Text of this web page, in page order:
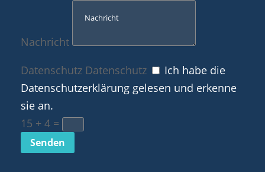
Nachricht
Datenschutz Datenschutz
Ich habe die
Datenschutzerklärung gelesen und erkenne
sie an.
15 + 4 =
Senden